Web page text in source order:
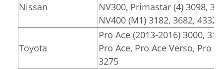
Nissan
NV300, Primastar (4) 3098,
NV400 (M1) 3182, 3682, 4332
Toyota
Pro Ace (2013-2016) 3000,
Pro Ace, Pro Ace Verso, Pro
3275